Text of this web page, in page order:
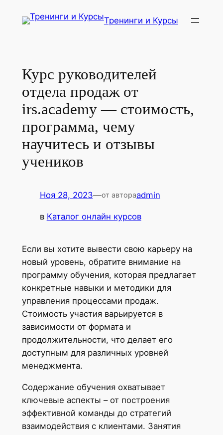
Тренинги и Курсы
Курс руководителей
отдела продаж от
irs.academy — стоимость,
программа, чему
научитесь и отзывы
учеников
Ноя 28, 2023—от автораadmin
в Каталог онлайн курсов
Если вы хотите вывести свою карьеру на
новый уровень, обратите внимание на
программу обучения, которая предлагает
конкретные навыки и методики для
управления процессами продаж.
Стоимость участия варьируется в
зависимости от формата и
продолжительности, что делает его
доступным для различных уровней
менеджмента.
Содержание обучения охватывает
ключевые аспекты – от построения
эффективной команды до стратегий
взаимодействия с клиентами. Занятия